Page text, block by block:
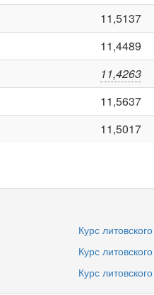
11,5137
11,4489
11,4263
11,5637
11,5017
Курс
Курс
Курс